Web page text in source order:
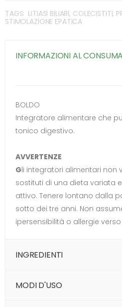
TAGS: LITIASI BILIARI, COLECISTITI,
STIMOLAZIONE EPATICA
INFORMAZIONI AL
BOLDO
Integratore alimentare che
tonico digestivo.
AVVERTENZE
Gli integratori alimentari non
sostituti di una dieta variata
attivo. Tenere lontano dalla
sotto dei tre anni. Non
ipersensibilità o allergie
INGREDIENTI
MODI D'USO